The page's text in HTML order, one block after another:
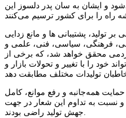
و ایشان به سان پدر دلسوز این
مبنی بر تولید، پشتیبانی ها و مانع زدایی
فرهنگی، سیاسی، فنی، علمی و
دانش محور مردمی محقق خواهد شد، که برخی از
را با تغییر و تحولات بازار و
باید با حمایت همه‌جانبه و رفع موانع، کامل
از این داشت که رهبری از شعار سال 99 تا حدی رضایت داشتند و نسبت به تداوم این شعار در جهت